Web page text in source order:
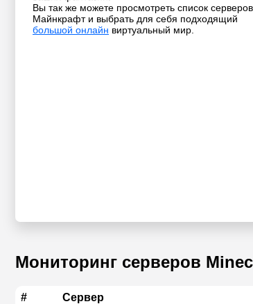
Вы так же можете просмотреть список серверов
Майнкрафт и выбрать для себя подходящий
большой онлайн виртуальный мир.
Мониторинг серверов
# Сервер